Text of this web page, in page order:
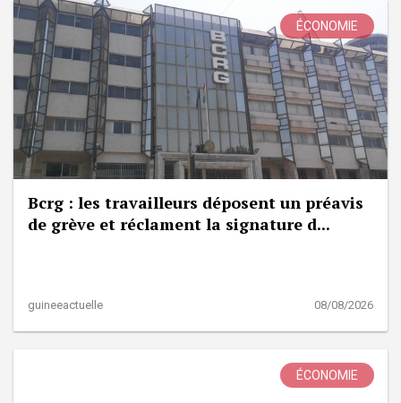
ÉCONOMIE
Bcrg : les travailleurs déposent un préavis
de grève et réclament la signature d...
guineeactuelle 08/08/2026
ÉCONOMIE